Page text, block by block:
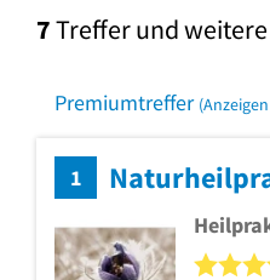
7Treffer und
Premiumtreffer
1